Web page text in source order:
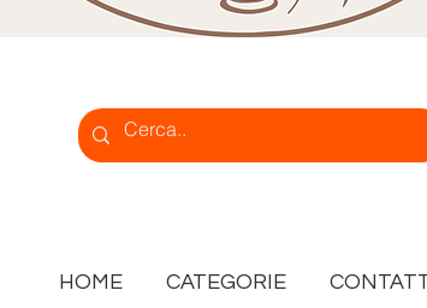
HOME CATEGORIE